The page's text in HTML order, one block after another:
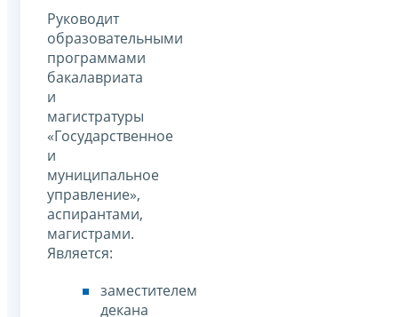
Руководит
образовательными
программами
бакалавриата
и
магистратуры
«Государственное
и
муниципальное
управление»,
аспирантами,
магистрами.
Является:
заместителем
декана